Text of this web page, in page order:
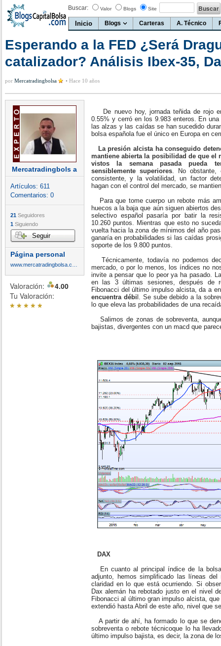
Buscar: Valor Blogs Site
Inicio Blogs Carteras A. Técnico
Esperando a la FED ¿Será
catalizador? Análisis Ibex-35,
por Mercatradingbolsa • Hace 10 años
Mercatradingbols a
Artículos: 611
Comentarios: 0
21 Seguidores
1 Siguiendo
Seguir
Página personal
Valoración:
4.00
Tu Valoración:
*****
De nuevo hoy, jornada teñida de rojo
0.55% y cerró en los 9.983 enteros. En
las alzas y las caídas se han sucedido
bolsa española fue el único en Europa en
La presión alcista ha conseguido
mantiene abierta la posibilidad de que
vistos la semana pasada pueda
sensiblemente superiores. No
consistente, y la volatilidad, un factor
hagan con el control del mercado, se
Para que tome cuerpo un rebote más
huecos a la baja que aún siguen abiertos
selectivo español pasaría por batir la
10.260 puntos. Mientras que esto no
vuelta hacia la zona de mínimos del año
ganaría en probabilidades si las caídas
soporte de los 9.800 puntos.
Técnicamente, todavía no podemos
mercado, o por lo menos, los índices no
invite a pensar que lo peor ya ha pasado.
en las 3 últimas sesiones, después de
Fibonacci del último impulso alcista, da a
encuentra débi l. Se sube debido a la
lo que eleva las probabilidades de una
Salimos de zonas de sobreventa,
bajistas, divergentes con un macd que
DAX
En cuanto al principal índice de la
adjunto, hemos simplificado las líneas
claridad en lo que está ocurriendo. Si
Dax alemán ha rebotado justo en el nivel
Fibonacci al último gran impulso alcista,
extendió hasta Abril de este año, nivel que
A partir de ahí, ha formado lo que se
sobreventa o rebote técnicoque lo ha
último impulso bajista, es decir, la zona de